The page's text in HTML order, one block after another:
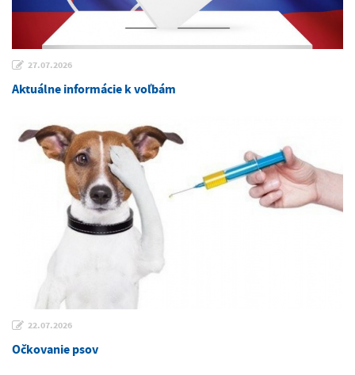
27.07.2026
Aktuálne informácie k voľbám
22.07.2026
Očkovanie psov